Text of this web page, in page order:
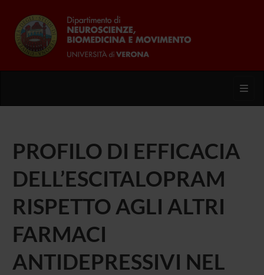
PROFILO DI EFFICACIA
DELL’ESCITALOPRAM
RISPETTO AGLI ALTRI
FARMACI
ANTIDEPRESSIVI NEL